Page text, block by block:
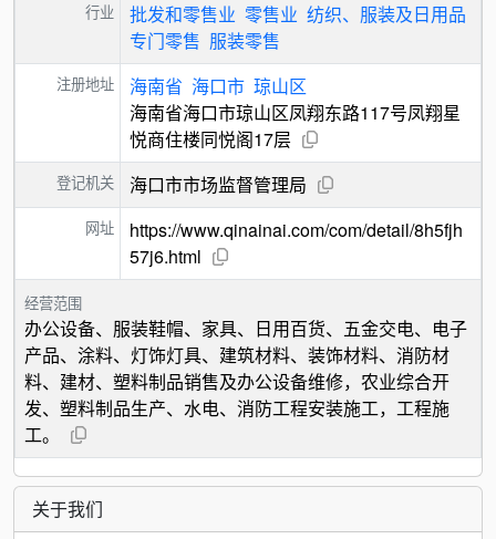
行业 批发和零售业 零售业 纺织、服装及日用品
专门零售 服装零售
注册地址 海南省 海口市 琼山区
海南省海口市琼山区凤翔东路117号凤翔星
悦商住楼同悦阁17层
登记机关 海口市市场监督管理局
网址
https://www.qinainai.com/com/detail/8h5fjh
57j6.html
经营范围
办公设备、服装鞋帽、家具、日用百货、五金交电、电子
产品、涂料、灯饰灯具、建筑材料、装饰材料、消防材
料、建材、塑料制品销售及办公设备维修，农业综合开
发、塑料制品生产、水电、消防工程安装施工，工程施
工。
关于我们